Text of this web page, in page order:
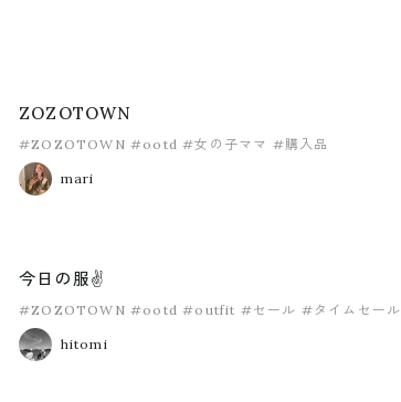
ZOZOTOWN
#ZOZOTOWN #ootd #女の子ママ #購入品
mari
今日の服✌️
#ZOZOTOWN #ootd #outfit #セール #タイムセール
hitomi